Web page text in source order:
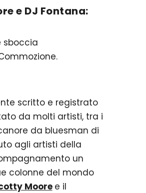
e DJ Fontana:
sboccia
scritto e registrato
da molti artisti, tra i
da bluesman di
agli artisti della
un
colonne del mondo
Moore e il